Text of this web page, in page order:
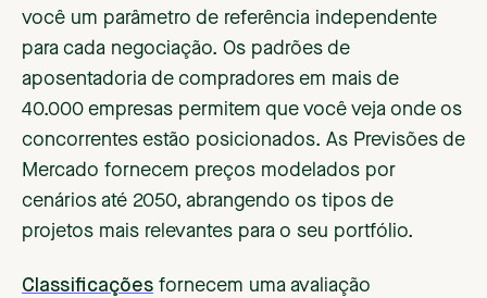
você um parâmetro de referência independente
para cada negociação. Os padrões de
aposentadoria de compradores em mais de
40.000 empresas permitem que você veja onde os
concorrentes estão posicionados. As Previsões de
Mercado fornecem preços modelados por
cenários até 2050, abrangendo os tipos de
projetos mais relevantes para o seu portfólio.
Classificações fornecem uma avaliação